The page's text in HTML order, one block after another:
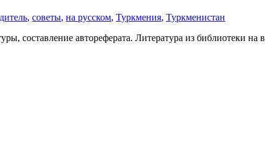
, советы, на русском, Туркмения, Туркменистан
автореферата. Литература из библиотеки на